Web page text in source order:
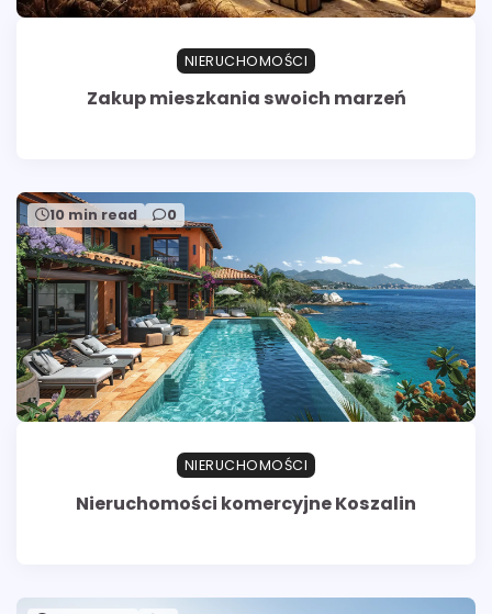
NIERUCHOMOŚCI
Zakup mieszkania swoich marzeń
10 min read 0
NIERUCHOMOŚCI
Nieruchomości komercyjne Koszalin